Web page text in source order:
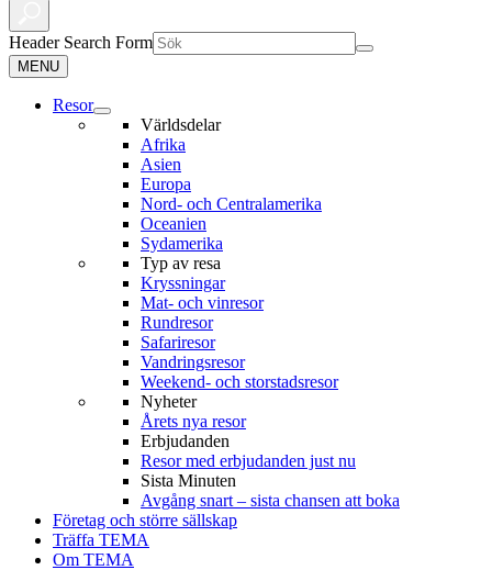
Header Search Form
MENU
Resor
Världsdelar
Afrika
Asien
Europa
Nord- och Centralamerika
Oceanien
Sydamerika
Typ av resa
Kryssningar
Mat- och vinresor
Rundresor
Safariresor
Vandringsresor
Weekend- och storstadsresor
Nyheter
Årets nya resor
Erbjudanden
Resor med erbjudanden just nu
Sista Minuten
Avgång snart – sista chansen att boka
Företag och större sällskap
Träffa TEMA
Om TEMA